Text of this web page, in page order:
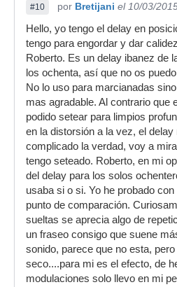
#10 por Bretijani el 10/03/
Hello, yo tengo el delay en
tengo para engordar y dar
Roberto. Es un delay ibanez de
los ochenta, así que no os
No lo uso para marcianadas
mas agradable. Al contrario que
podido setear para limpios
en la distorsión a la vez, el
complicado la verdad, voy a
tengo seteado. Roberto, en mi
del delay para los solos
usaba si o si. Yo he probado
punto de comparación.
sueltas se aprecia algo de
un fraseo consigo que suene
sonido, parece que no esta,
seco....para mi es el efecto, de
modulaciones solo llevo en mi